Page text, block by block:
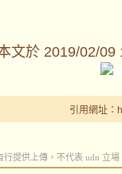
文於 2019/02/09
引用網址：
提供上傳，不代表 udn 立場